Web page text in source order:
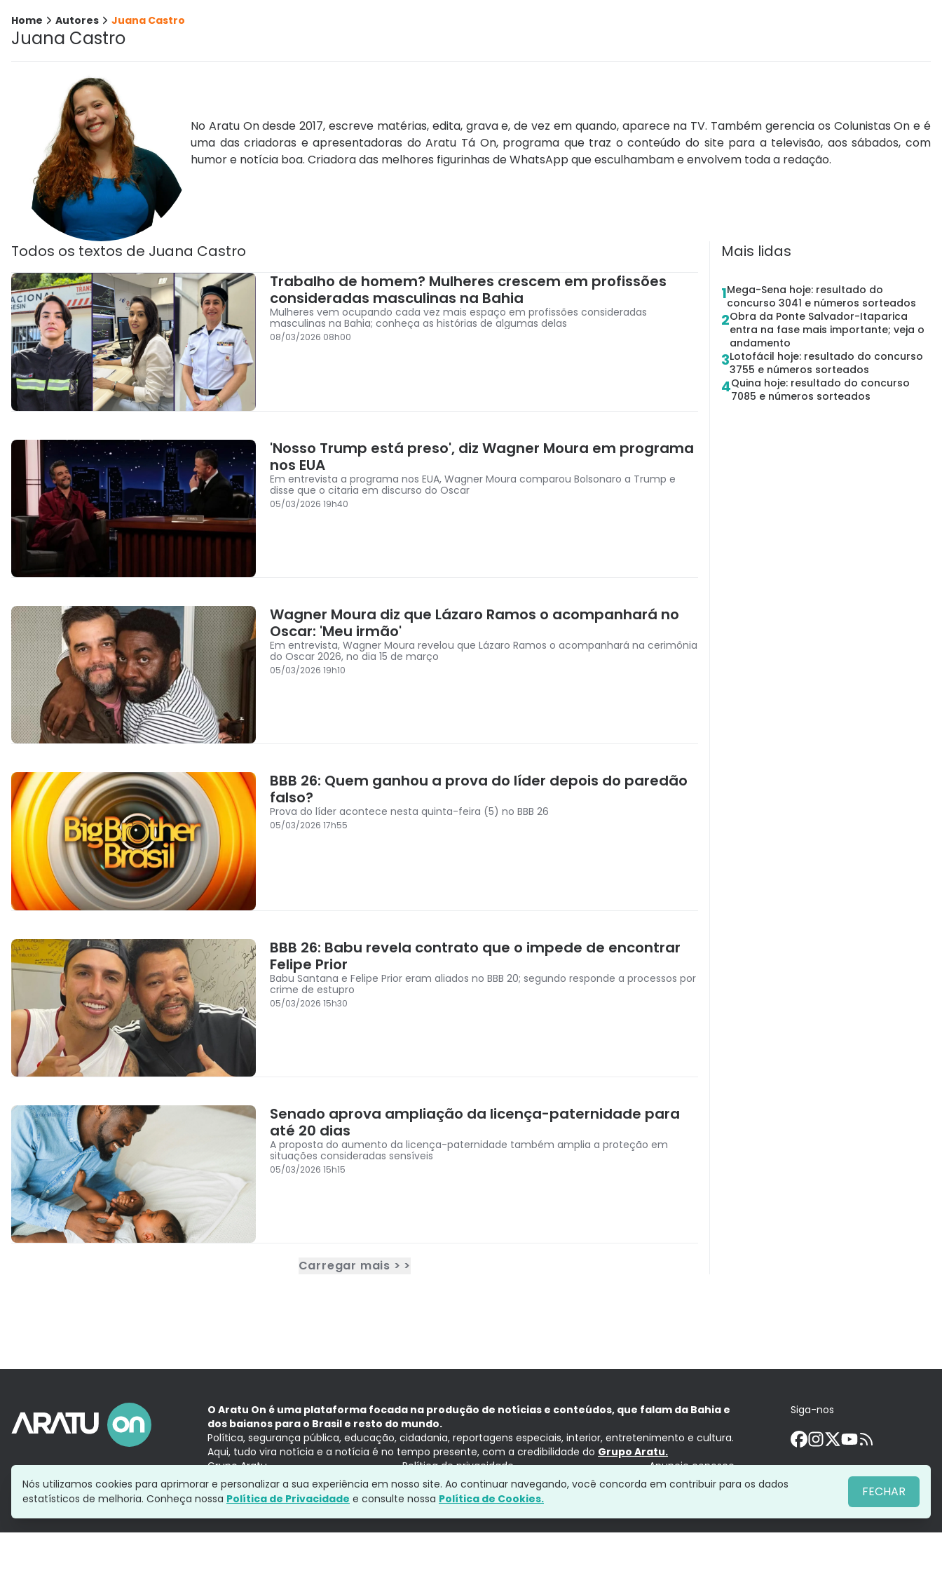
Home Autores Juana Castro
Juana Castro
No Aratu On desde 2017, escreve matérias, edita, grava e, de vez em quando, aparece na TV. Também gerencia os Colunistas On e é
uma das criadoras e apresentadoras do Aratu Tá On, programa que traz o conteúdo do site para a televisão, aos sábados, com
humor e notícia boa. Criadora das melhores figurinhas de WhatsApp que esculhambam e envolvem toda a redação.
Todos os textos de Juana Castro
Trabalho de homem? Mulheres crescem em profissões
consideradas masculinas na Bahia
Mulheres vem ocupando cada vez mais espaço em profissões consideradas
masculinas na Bahia; conheça as histórias de algumas delas
08/03/2026 08h00
'Nosso Trump está preso', diz Wagner Moura em programa
nos EUA
Em entrevista a programa nos EUA, Wagner Moura comparou Bolsonaro a Trump e
disse que o citaria em discurso do Oscar
05/03/2026 19h40
Wagner Moura diz que Lázaro Ramos o acompanhará no
Oscar: 'Meu irmão'
Em entrevista, Wagner Moura revelou que Lázaro Ramos o acompanhará na cerimônia
do Oscar 2026, no dia 15 de março
05/03/2026 19h10
BBB 26: Quem ganhou a prova do líder depois do paredão
falso?
Prova do líder acontece nesta quinta-feira (5) no BBB 26
05/03/2026 17h55
BBB 26: Babu revela contrato que o impede de encontrar
Felipe Prior
Babu Santana e Felipe Prior eram aliados no BBB 20; segundo responde a processos por
crime de estupro
05/03/2026 15h30
Senado aprova ampliação da licença-paternidade para
até 20 dias
A proposta do aumento da licença-paternidade também amplia a proteção em
situações consideradas sensíveis
05/03/2026 15h15
Carregar mais > >
Mais lidas
1Mega-Sena hoje: resultado do
concurso 3041 e números sorteados
2Obra da Ponte Salvador-Itaparica
entra na fase mais importante; veja o
andamento
3Lotofácil hoje: resultado do concurso
3755 e números sorteados
4Quina hoje: resultado do concurso
7085 e números sorteados
O Aratu On é uma plataforma focada na produção de notícias e conteúdos, que falam da Bahia e
dos baianos para o Brasil e resto do mundo.
Política, segurança pública, educação, cidadania, reportagens especiais, interior, entretenimento e cultura.
Aqui, tudo vira notícia e a notícia é no tempo presente, com a credibilidade do Grupo Aratu.
Grupo Aratu
Política de privacidade Anuncie conosco
Siga-nos
Nós utilizamos cookies para aprimorar e personalizar a sua experiência em nosso site. Ao continuar navegando, você concorda em contribuir para os dados
estatísticos de melhoria. Conheça nossa Política de Privacidade e consulte nossa Política de Cookies. FECHAR